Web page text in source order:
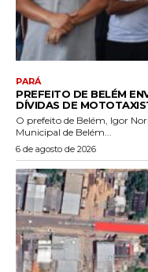
PARÁ
PREFEITO DE BELÉM
DÍVIDAS DE
O prefeito de Belém, Igor
Municipal de Belém...
6 de agosto de 2026